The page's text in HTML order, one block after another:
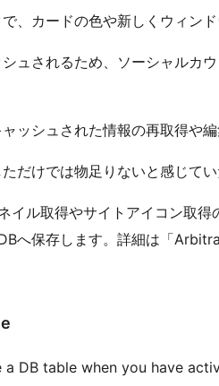
、カードの色や新しくウィン
ュされるため、ソーシャルカ
ッシュされた情報の再取得や編
だけでは物足りないと感じてい
イル取得やサイトアイコン取得
へ保存します。詳細は「
DB table when you have